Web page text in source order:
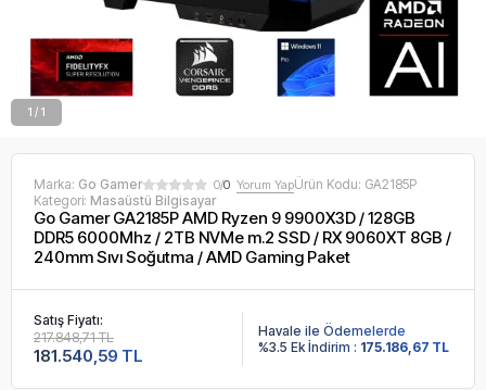
1 / 1
Marka: Go Gamer 0/0 Yorum YapÜrün Kodu: GA2185P
Kategori: Masaüstü Bilgisayar
Go Gamer GA2185P AMD Ryzen 9 9900X3D / 128GB
DDR5 6000Mhz / 2TB NVMe m.2 SSD / RX 9060XT 8GB /
240mm Sıvı Soğutma / AMD Gaming Paket
Satış Fiyatı:
181.540,59 TL
217.848,71 TL
Havale ile Ödemelerde
%3.5 Ek İndirim : 175.186,67 TL